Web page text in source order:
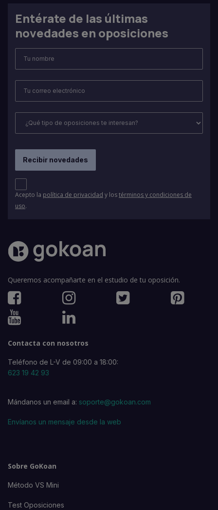
además, otras 2 preguntas adicionales tipo test,
preguntas que, en su caso, sean objeto de
anulación con posterioridad al inicio de la prueba
selectiva.
Entérate de las últimas
novedades en oposiciones
Acepto la política de privacidad y lostérminos y condiciones de
uso.
Queremos acompañarte en el estudio de tu oposición.
Contacta con nosotros
Teléfono de L-V de 09:00 a 18:00:
623 19 42 93
Mándanos un email a: soporte@gokoan.com
Envíanos un mensaje desde la web
Sobre GoKoan
Método VS Mini
Test Oposiciones